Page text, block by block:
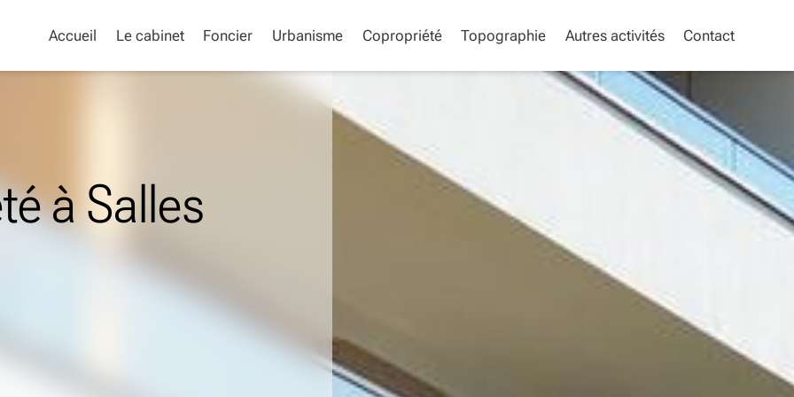
Accueil Le cabinet Foncier Urbanisme Copropriété Topographie Autres activités Contact
à Salles